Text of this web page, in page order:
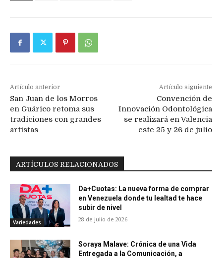
Artículo anterior
San Juan de los Morros
en Guárico retoma sus
tradiciones con grandes
artistas
Artículo siguiente
Convención de
Innovación Odontológica
se realizará en Valencia
este 25 y 26 de julio
ARTÍCULOS RELACIONADOS
Variedades
Da+Cuotas: La nueva forma de comprar
en Venezuela donde tu lealtad te hace
subir de nivel
28 de julio de 2026
Soraya Malave: Crónica de una Vida
Entregada a la Comunicación, a